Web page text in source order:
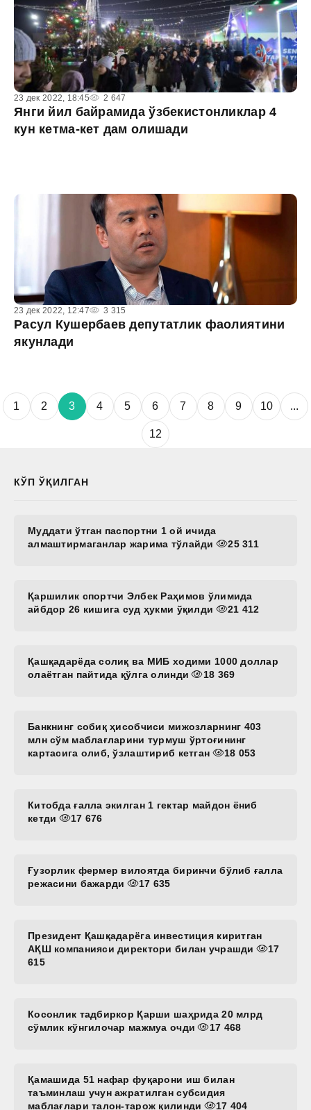
23 дек 2022, 18:45 2 647
Янги йил байрамида ўзбекистонликлар 4
кун кетма-кет дам олишади
23 дек 2022, 12:47 3 315
Расул Кушербаев депутатлик фаолиятини
якунлади
1 2 3 4 5 6 7 8 9 10 ...
12
КЎП ЎҚИЛГАН
Муддати ўтган паспортни 1 ой ичида
алмаштирмаганлар жарима тўлайди
25 311
Қаршилик спортчи Элбек Раҳимов ўлимида
айбдор 26 кишига суд ҳукми ўқилди
21 412
Қашқадарёда солиқ ва МИБ ходими 1000 доллар
олаётган пайтида қўлга олинди
18 369
Банкнинг собиқ ҳисобчиси мижозларнинг 403
млн сўм маблағларини турмуш ўртоғининг
картасига олиб, ўзлаштириб кетган
18 053
Китобда ғалла экилган 1 гектар майдон ёниб
кетди
17 676
Ғузорлик фермер вилоятда биринчи бўлиб ғалла
режасини бажарди
17 635
Президент Қашқадарёга инвестиция киритган
АҚШ компанияси директори билан учрашди
17
615
Косонлик тадбиркор Қарши шаҳрида 20 млрд
сўмлик кўнгилочар мажмуа очди
17 468
Қамашида 51 нафар фуқарони иш билан
таъминлаш учун ажратилган субсидия
маблағлари талон-тарож қилинди
17 404